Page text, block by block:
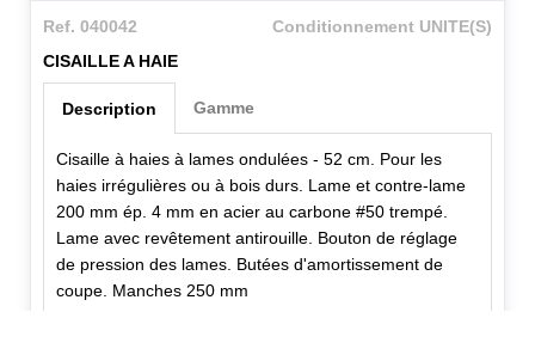
Ref. 040042
Conditionnement UNITE(S)
CISAILLE A HAIE
Description
Cisaille à haies à lames ondulées - 52 cm. Pour les
haies irrégulières ou à bois durs. Lame et contre-lame
200 mm ép. 4 mm en acier au carbone #50 trempé.
Lame avec revêtement antirouille. Bouton de réglage
de pression des lames. Butées d'amortissement de
coupe. Manches 250 mm
Gamme